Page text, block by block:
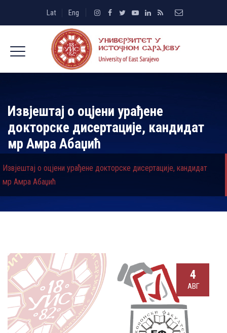
Lat Eng
Извјештај о оцјени урађене
докторске дисертације, кандидат
мр Амра Абаџић
Извјештај о оцјени урађене докторске дисертације, кандидат
мр Амра Абаџић
4
АВГ